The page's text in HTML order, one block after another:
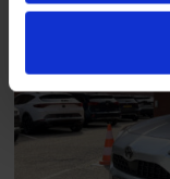
LED
LED
LED koplampen
Lichtmetalen
Metaalkleur